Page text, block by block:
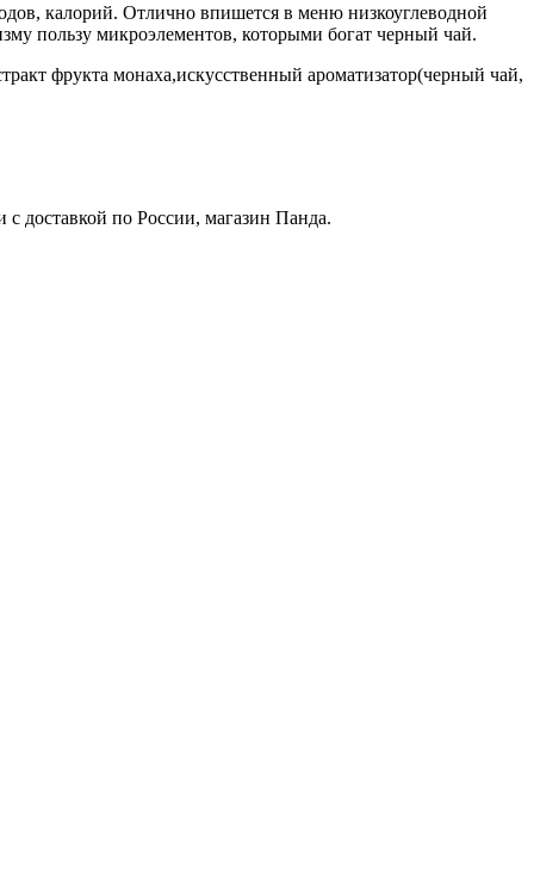
калорий. Отлично впишется в меню низкоуглеводной
пользу микроэлементов, которыми богат черный чай.
фрукта монаха,искусственный ароматизатор(черный чай,
доставкой по России, магазин Панда.